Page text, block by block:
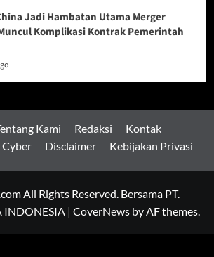
Jadi Hambatan Utama Merger
Komplikasi Kontrak Pemerintah
Kami Redaksi
Kontak
Cyber
Disclaimer Kebijakan Privasi
All Rights Reserved. Bersama PT.
INDONESIA | CoverNews by AF themes.